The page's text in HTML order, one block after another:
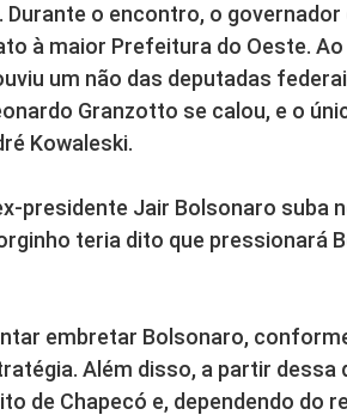
o encontro, o governador
à maior Prefeitura do Oeste.
um não das deputadas
Granzotto se calou, e o
Kowaleski.
presidente Jair Bolsonaro suba
teria dito que pressionará
embretar Bolsonaro,
Além disso, a partir dessa
de Chapecó e, dependendo do